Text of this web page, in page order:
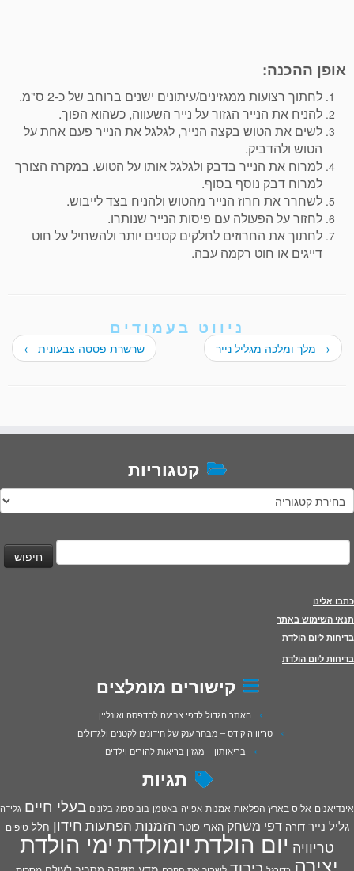
אופן ההכנה:
לחתוך רצועות ממגזינים/עיתונים ישנים ברוחב של כ-2 ס"מ.
להניח את הנייר הגזור על נייר השעווה, כשהוא הפוך.
לשים את הטוש בקצה הנייר, לגלגל את הנייר פעם אחת על
הטוש ולהדביק.
למרוח את הנייר בדבק ולגלגל אותו על הטוש. במקרה הצורך
למרוח דבק נוסף בסוף.
לשחרר את חרוז הנייר מהטוש ולהניח בצד לייבוש.
לחזור על הפעולה עם פיסות הנייר שנותרו.
לחתוך את החרוזים לחלקים קטנים יותר ולהשחיל על חוט
דייגים או חוט רקמה עבה.
ניווט בעמודים
→ מלך ומלכה מגליל נייר שרשרת פסטה צבעונית ←
קטגוריות
קטגוריות
חיפוש:
כתבו אלינו
תנאי השימוש באתר
בדיחות ליום הולדת
בדיחות ליום הולדת
קישורים מומלצים
האתר הגדול לדפי צביעה להדפסה ואונליין
טריוויה קידס – מבחר ענק של חידונים לקטנים ולגדולים
בריאותון – מגזין בריאות להורים וילדים
תגיות
אינדיאנים אליס בארץ הפלאות אמנות אפייה באטמן בוב ספוג בלונים בעלי חיים גלידה
גליל נייר דורה דפי משחק הארי פוטר הזמנות הפתעות חידון חלל טיפים
טריוויה יום הולדתיומולדתימי הולדת
יצירה